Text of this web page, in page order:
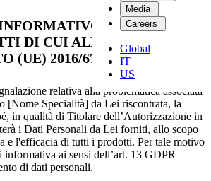
Media
Careers
Global
IT
US
AI SENSI E
DI CUI ALL’ARTICOLO 13
(UE) 2016/679 (GDPR)
relativa alla problematica associata
[Nome Specialità] da Lei riscontrata, la
in qualità di Titolare dell’Autorizzazione in
i Dati Personali da Lei forniti, allo scopo
e l'efficacia di tutti i prodotti. Per tale motivo
informativa ai sensi dell’art. 13 GDPR
di dati personali.